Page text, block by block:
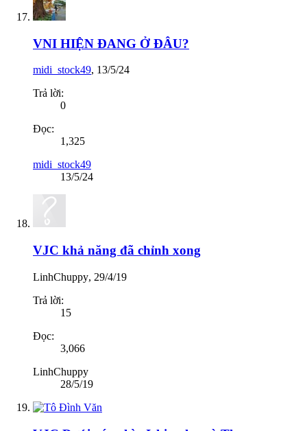
VNI HIỆN ĐANG Ở ĐÂU?
midi_stock49, 13/5/24
Trả lời:
0
Đọc:
1,325
midi_stock49
13/5/24
VJC khả năng đã chỉnh xong
LinhChuppy, 29/4/19
Trả lời:
15
Đọc:
3,066
LinhChuppy
28/5/19